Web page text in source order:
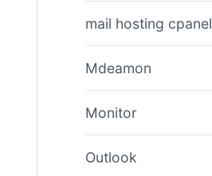
mail hosting cpanel
Mdeamon
Monitor
Outlook